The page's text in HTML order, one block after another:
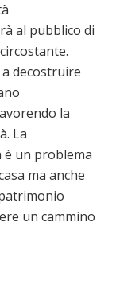
al pubblico di
decostruire
la
La
un problema
ma anche
un cammino